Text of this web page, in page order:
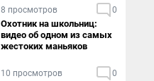
8 просмотров 0
Охотник на школьниц:
видео об одном из самых
жестоких маньяков
10 просмотров 0